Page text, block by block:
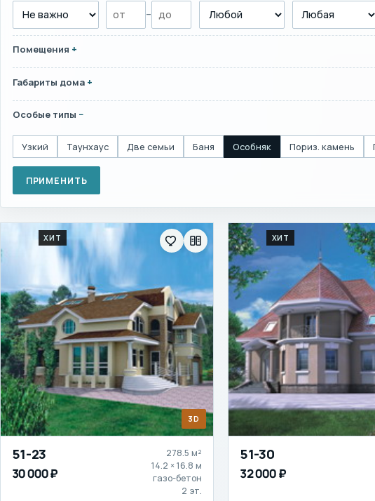
–
Помещения
Габариты дома
Особые типы
Узкий Таунхаус Две семьи Баня Особняк Пориз. камень
ПРИМЕНИТЬ
3D
ХИТ
51-23
30 000 ₽
278.5 м²
14.2 × 16.8 м
газо-бетон
2 эт.
ХИТ
51-30
32 000 ₽